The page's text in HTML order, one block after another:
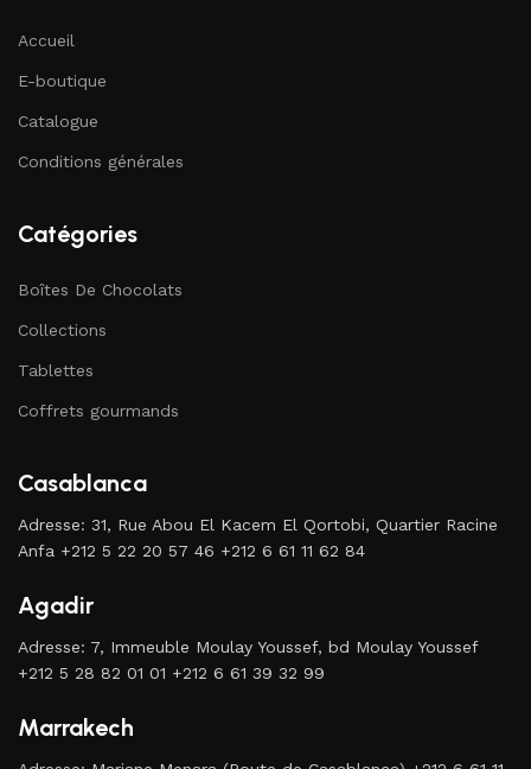
Accueil
E-boutique
Catalogue
Conditions générales
Catégories
Boîtes De Chocolats
Collections
Tablettes
Coffrets gourmands
Casablanca
Adresse: 31, Rue Abou El Kacem El Qortobi, Quartier Racine
Anfa +212 5 22 20 57 46 +212 6 61 11 62 84
Agadir
Adresse: 7, Immeuble Moulay Youssef, bd Moulay Youssef
+212 5 28 82 01 01 +212 6 61 39 32 99
Marrakech